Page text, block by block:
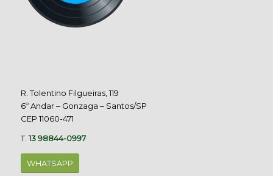
R. Tolentino Filgueiras, 119
6º Andar – Gonzaga – Santos/SP
CEP 11060-471
T.13 98844-0997
WHATSAPP